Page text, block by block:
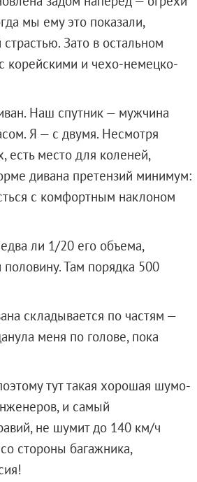
мы ему это показали,
Зато в остальном
корейскими и чехо-немецко-
Наш спутник — мужчина
Я — с двумя. Несмотря
есть место для коленей,
дивана претензий минимум:
с комфортным наклоном
ли 1/20 его объема,
Там порядка 500
складывается по частям —
меня по голове, пока
тут такая хорошая шумо-
и самый
не шумит до 140 км/ч
стороны багажника,